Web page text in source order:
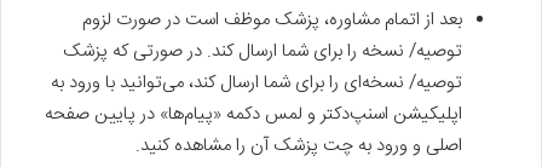
بعد از اتمام مشاوره، پزشک موظف است در صورت لزوم
توصیه/ نسخه را برای شما ارسال کند. در صورتی که پزشک
توصیه/ نسخه‌ای را برای شما ارسال کند، می‎‌توانید با ورود به
اپلیکیشن اسنپ‌دکتر و لمس دکمه «پیام‌ها» در پایین صفحه
اصلی و ورود به چت پزشک آن را مشاهده کنید.